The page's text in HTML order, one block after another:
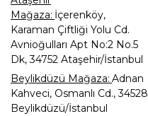
Mağaza: İçerenköy,
Karaman Çiftliği Yolu Cd.
Avnioğulları Apt No:2 No.5
Dk, 34752 Ataşehir/İstanbul
Beylikdüzü Mağaza: Adnan
Kahveci, Osmanlı Cd., 34528
Beylikdüzü/İstanbul